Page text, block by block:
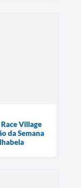
Village
da Semana